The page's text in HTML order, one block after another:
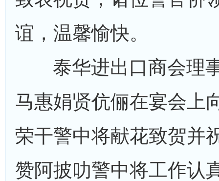
谊，温馨愉快。
泰华进出口商会理
马惠娟贤伉俪在宴会上
荣干警中将献花致贺并
赞阿披叻警中将工作认